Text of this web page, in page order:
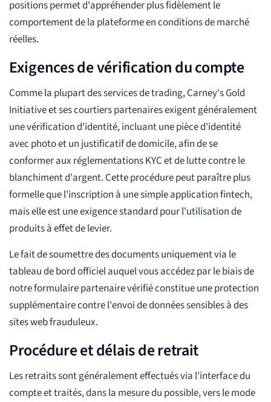
positions permet d'appréhender plus fidèlement le
comportement de la plateforme en conditions de marché
réelles.
Exigences de vérification du compte
Comme la plupart des services de trading, Carney's Gold
Initiative et ses courtiers partenaires exigent généralement
une vérification d'identité, incluant une pièce d'identité
avec photo et un justificatif de domicile, afin de se
conformer aux réglementations KYC et de lutte contre le
blanchiment d'argent. Cette procédure peut paraître plus
formelle que l'inscription à une simple application fintech,
mais elle est une exigence standard pour l'utilisation de
produits à effet de levier.
Le fait de soumettre des documents uniquement via le
tableau de bord officiel auquel vous accédez par le biais de
notre formulaire partenaire vérifié constitue une protection
supplémentaire contre l'envoi de données sensibles à des
sites web frauduleux.
Procédure et délais de retrait
Les retraits sont généralement effectués via l'interface du
compte et traités, dans la mesure du possible, vers le mode